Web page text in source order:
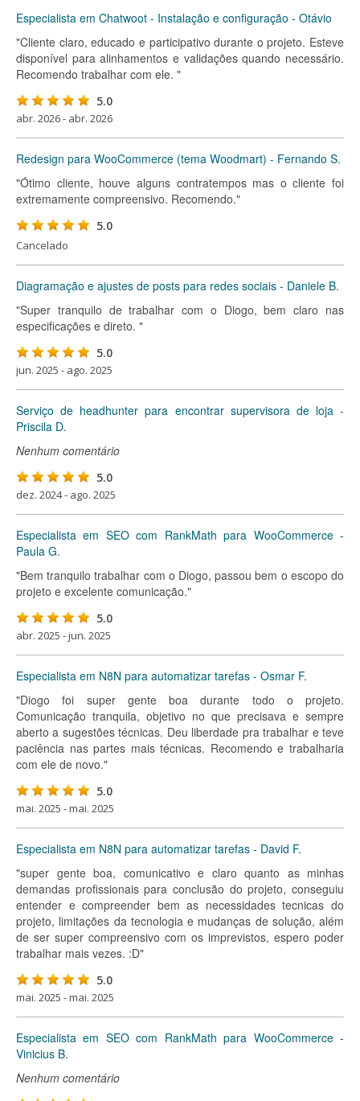
Especialista em Chatwoot - Instalação e configuração - Otávio
"Cliente claro, educado e participativo durante o projeto. Esteve
disponível para alinhamentos e validações quando necessário.
Recomendo trabalhar com ele. "
5.0
abr. 2026 - abr. 2026
Redesign para WooCommerce (tema Woodmart) - Fernando S.
"Ótimo cliente, houve alguns contratempos mas o cliente foi
extremamente compreensivo. Recomendo."
5.0
Cancelado
Diagramação e ajustes de posts para redes sociais - Daniele B.
"Super tranquilo de trabalhar com o Diogo, bem claro nas
especificações e direto. "
5.0
jun. 2025 - ago. 2025
Serviço de headhunter para encontrar supervisora de loja -
Priscila D.
Nenhum comentário
5.0
dez. 2024 - ago. 2025
Especialista em SEO com RankMath para WooCommerce -
Paula G.
"Bem tranquilo trabalhar com o Diogo, passou bem o escopo do
projeto e excelente comunicação."
5.0
abr. 2025 - jun. 2025
Especialista em N8N para automatizar tarefas - Osmar F.
"Diogo foi super gente boa durante todo o projeto.
Comunicação tranquila, objetivo no que precisava e sempre
aberto a sugestões técnicas. Deu liberdade pra trabalhar e teve
paciência nas partes mais técnicas. Recomendo e trabalharia
com ele de novo."
5.0
mai. 2025 - mai. 2025
Especialista em N8N para automatizar tarefas - David F.
"super gente boa, comunicativo e claro quanto as minhas
demandas profissionais para conclusão do projeto, conseguiu
entender e compreender bem as necessidades tecnicas do
projeto, limitações da tecnologia e mudanças de solução, além
de ser super compreensivo com os imprevistos, espero poder
trabalhar mais vezes. :D"
5.0
mai. 2025 - mai. 2025
Especialista em SEO com RankMath para WooCommerce -
Vinicius B.
Nenhum comentário